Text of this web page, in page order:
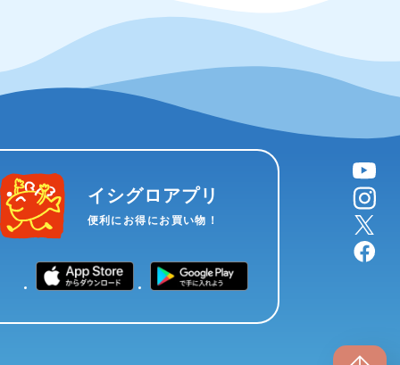
イシグロアプリ
便利にお得にお買い物！
YouTube
instagram
X
facebook